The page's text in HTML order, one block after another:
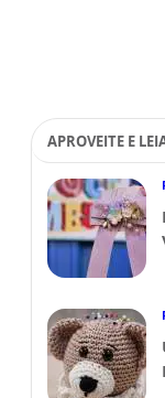
APROVEITE E